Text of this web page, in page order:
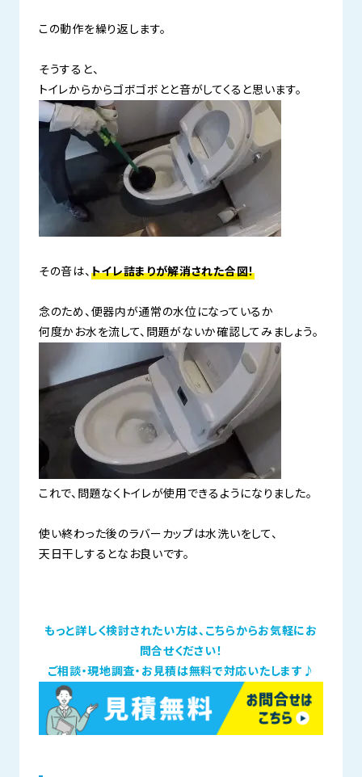
この動作を繰り返します。
そうすると、
トイレからからゴボゴボとと音がしてくると思います。
その音は、トイレ詰まりが解消された合図！
念のため、便器内が通常の水位になっているか
何度かお水を流して、問題がないか確認してみましょう。
これで、問題なくトイレが使用できるようになりました。
使い終わった後のラバーカップは水洗いをして、
天日干しするとなお良いです。
もっと詳しく検討されたい方は、こちらからお気軽にお
問合せください！
ご相談・現地調査・お見積は無料で対応いたします♪